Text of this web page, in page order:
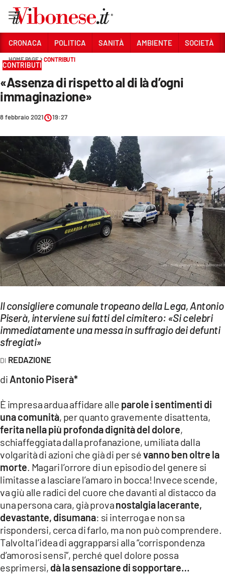
Sezioni
CRONACA
POLITICA
SANITÀ
AMBIENTE
SOCIETÀ
CULTURA
ECONOMIA E LAVORO
EVENTI
SPORT
Streaming
LAC NETWORK
LAC ONAIR
Network
LACTV.IT
LACONAIR.IT
LACITYMAG.IT
ILREGGINO.IT
COSENZACHANNEL.IT
ILVIBONESE.IT
CATANZAROCHANNEL.IT
LACAPITALENEWS.IT
CRONACA POLITICA SANITÀ AMBIENTE SOCIETÀ
HOME PAGE CONTRIBUTI
CONTRIBUTI
«Assenza di rispetto al di là d’ogni
immaginazione»
8 febbraio 2021 19:27
Il consigliere comunale tropeano della Lega, Antonio
Piserà, interviene sui fatti del cimitero: «Si celebri
immediatamente una messa in suffragio dei defunti
sfregiati»
REDAZIONE
di Antonio Piserà*
È impresa ardua affidare alle parole i sentimenti di
una comunità, per quanto gravemente disattenta,
ferita nella più profonda dignità del dolore,
schiaffeggiata dalla profanazione, umiliata dalla
volgarità di azioni che già di per sévanno ben oltre la
morte . Magari l’orrore di un episodio del genere si
limitasse a lasciare l’amaro in bocca! Invece scende,
va giù alle radici del cuore che davanti al distacco da
una persona cara, già provanostalgia lacerante,
devastante, disumana: si interroga e non sa
rispondersi, cerca di farlo, ma non può comprendere.
Talvolta l’idea di aggrapparsi alla “corrispondenza
d’amorosi sensi”, perché quel dolore possa
esprimersi, dà la sensazione di sopportare…